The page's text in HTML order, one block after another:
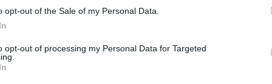
opt-out of the Sale of my Personal Data.
opt-out of processing my Personal Data for Targeted